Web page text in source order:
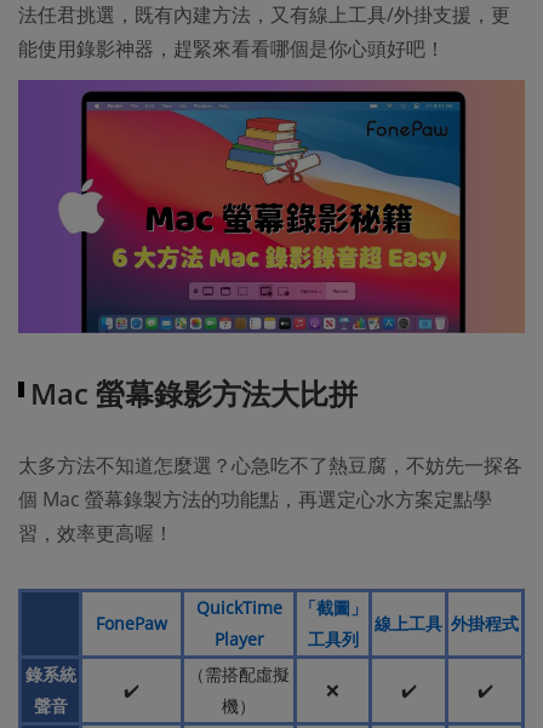
法任君挑選，既有內建方法，又有線上工具/外掛支援，更
能使用錄影神器，趕緊來看看哪個是你心頭好吧！
Mac 螢幕錄影方法大比拼
太多方法不知道怎麼選？心急吃不了熱豆腐，不妨先一探各
個 Mac 螢幕錄製方法的功能點，再選定心水方案定點學
習，效率更高喔！
FonePaw
QuickTime
Player
「截圖」
工具列
線上工具 外掛程式
錄系統
聲音
✔️
（需搭配虛擬
機）
❌ ✔️ ✔️